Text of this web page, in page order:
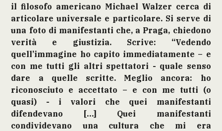
il filosofo americano Michael Walzer cerca di
articolare universale e particolare. Si serve di
una foto di manifestanti che, a Praga, chiedono
verità e giustizia. Scrive: “Vedendo
quell’immagine ho capito immediatamente – e
con me tutti gli altri spettatori - quale senso
dare a quelle scritte. Meglio ancora: ho
riconosciuto e accettato – e con me tutti (o
quasi) - i valori che quei manifestanti
difendevano […] Quei manifestanti
condividevano una cultura che mi era